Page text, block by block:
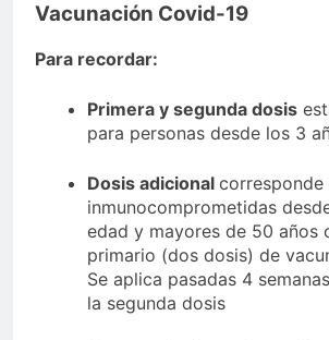
Vacunación Covid-19
Para recordar:
Primera y segunda dosis
para personas desde los 3
Dosis adicional corresponde
inmunocomprometidas
edad y mayores de 50 años
primario (dos dosis) de
Se aplica pasadas 4
la segunda dosis